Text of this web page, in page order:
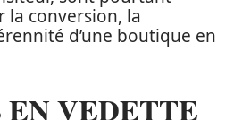
conversion, la
d’une boutique en
VEDETTE